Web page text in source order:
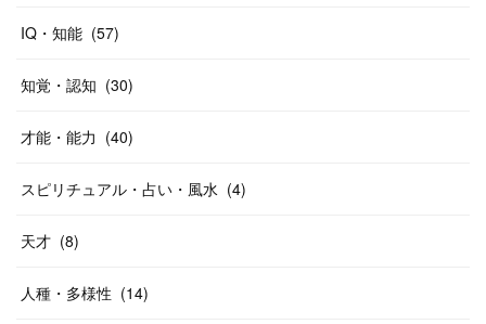
IQ・知能 (57)
知覚・認知 (30)
才能・能力 (40)
スピリチュアル・占い・風水 (4)
天才 (8)
人種・多様性 (14)